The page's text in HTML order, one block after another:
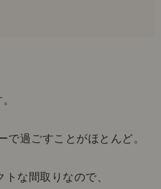
で過ごすことがほとんど。
な間取りなので、